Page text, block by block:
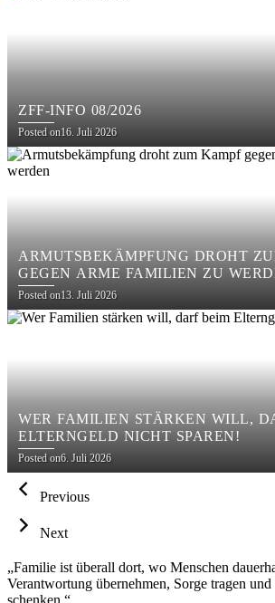
ZFF-INFO 08/2026
Posted on16. Juli 2026
ARMUTSBEKÄMPFUNG DROHT
GEGEN ARME FAMILIEN ZU
Posted on13. Juli 2026
WER FAMILIEN STÄRKEN WILL,
ELTERNGELD NICHT SPAREN!
Posted on6. Juli 2026
Previous
Next
„Familie ist überall dort, wo Menschen
Verantwortung übernehmen, Sorge tragen
schenken.“